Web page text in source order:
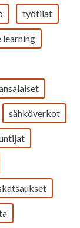
työtilat
learning
sähköverkot